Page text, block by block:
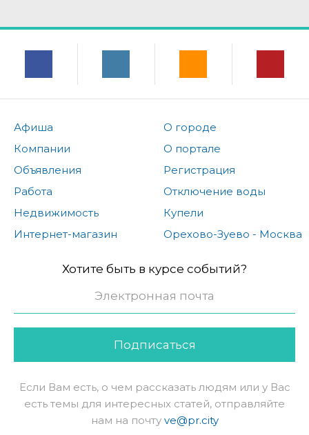
Афиша
Компании
Объявления
Работа
Недвижимость
Интернет-магазин
О городе
О портале
Регистрация
Отключение воды
Купели
Орехово-Зуево - Москва
Хотите быть в курсе событий?
Подписаться
Если Вам есть, о чем рассказать людям или у Вас
есть темы для интересных статей, отправляйте
нам на почту ve@pr.city